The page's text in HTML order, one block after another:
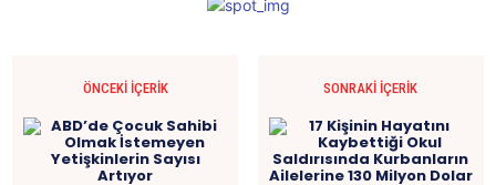
ÖNCEKI İÇERIK SONRAKI İÇERIK